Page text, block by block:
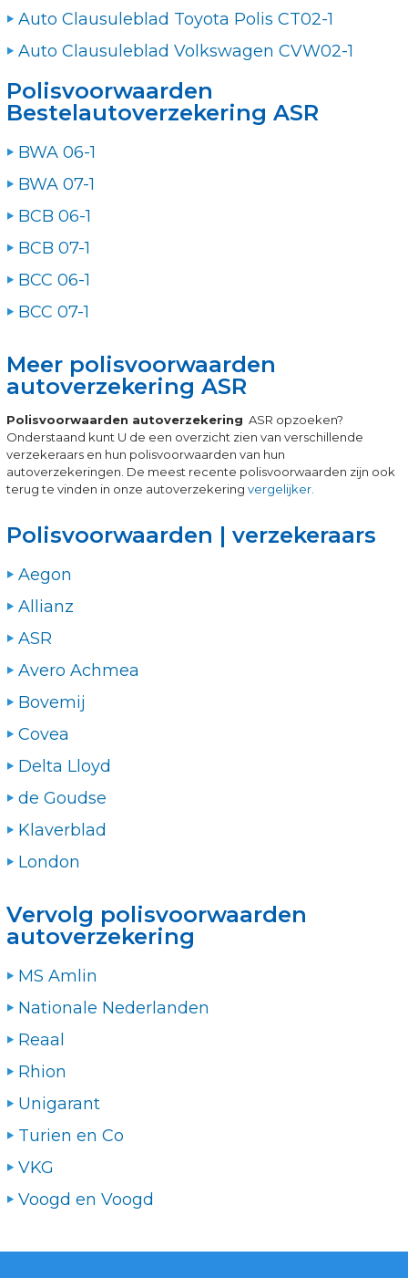
Auto Clausuleblad Toyota Polis CT02-1
Auto Clausuleblad Volkswagen CVW02-1
Polisvoorwaarden
Bestelautoverzekering ASR
BWA 06-1
BWA 07-1
BCB 06-1
BCB 07-1
BCC 06-1
BCC 07-1
Meer polisvoorwaarden
autoverzekering ASR
Polisvoorwaarden autoverzekering ASR opzoeken?
Onderstaand kunt U de een overzicht zien van verschillende
verzekeraars en hun polisvoorwaarden van hun
autoverzekeringen. De meest recente polisvoorwaarden zijn ook
terug te vinden in onze autoverzekering vergelijker.
Polisvoorwaarden | verzekeraars
Aegon
Allianz
ASR
Avero Achmea
Bovemij
Covea
Delta Lloyd
de Goudse
Klaverblad
London
Vervolg polisvoorwaarden
autoverzekering
MS Amlin
Nationale Nederlanden
Reaal
Rhion
Unigarant
Turien en Co
VKG
Voogd en Voogd